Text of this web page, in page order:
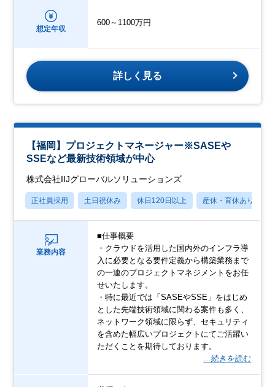
想定年収
600～1100万円
詳しく見る
【福岡】プロジェクトマネージャー※SASEや
SSEなど最新技術領域が中心
株式会社IIJグローバルソリューションズ
正社員採用 土日祝休み 休日120日以上 産休・育休あり
業務内容
■仕事概要
・クラウドを活用した国内外のインフラ導
入に必要となる要件定義から構築業務まで
の一連のプロジェクトマネジメントをお任
せいたします。
・特に最近では「SASEやSSE」をはじめ
とした先端技術領域に関わる案件も多く、
ネットワーク領域に限らず、セキュリティ
を含めた幅広いプロジェクトにてご活躍い
ただくことを期待しております。
…続きを読む